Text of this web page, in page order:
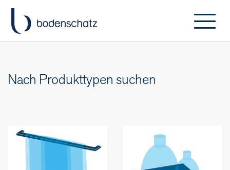
Nach Produkttypen suchen